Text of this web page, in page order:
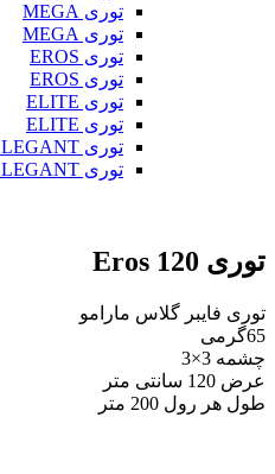
توری MEGA
توری MEGA
توری EROS
توری EROS
توری ELITE
توری ELITE
توری ELEGANT
توری ELEGANT
توری Eros 120
توری فایبر گلاس مارامو
65گرمی
چشمه 3×3
عرض 120 سانتی متر
طول هر رول 200 متر